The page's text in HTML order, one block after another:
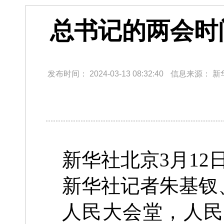
总书记的两会
发布时间： 2024-03-13 08:32:40 信息来源： 新
新华社北京3月12
新华社记者朱基
人民大会堂，人